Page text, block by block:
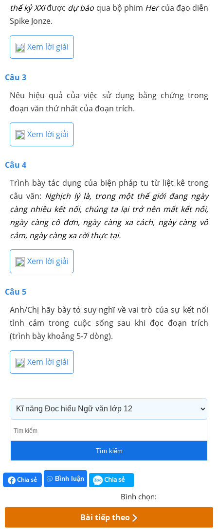
thế kỷ XXIđược dự báo qua bộ phim Hercủa đạo diễn
Spike Jonze.
Xem lời giải
Câu 3
Nêu hiệu quả của việc sử dụng bằng chứng trong
đoạn văn thứ nhất của đoạn trích.
Xem lời giải
Câu 4
Trình bày tác dụng của biện pháp tu từ liệt kê trong
câu văn: Nghịch lý là, trong một thế giới đang ngày
càng nhiều kết nối, chúng ta lại trở nên mất kết nối,
ngày càng cô đơn, ngày càng xa cách, ngày càng vô
cảm, ngày càng xa rời thực tại.
Xem lời giải
Câu 5
Anh/Chị hãy bày tỏ suy nghĩ về vai trò của sự kết nối
tình cảm trong cuộc sống sau khi đọc đoạn trích
(trình bày khoảng 5-7 dòng).
Xem lời giải
Tìm kiếm
Chia sẻ Bình luận Chia sẻ
Bình chọn:
Bài tiếp theo